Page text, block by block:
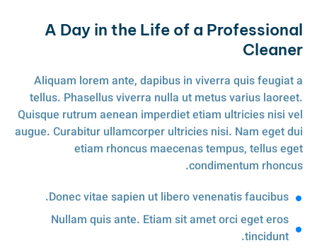
A Day in the Life of a Professional
Cleaner
Aliquam lorem ante, dapibus in viverra quis feugiat a
tellus. Phasellus viverra nulla ut metus varius laoreet.
Quisque rutrum aenean imperdiet etiam ultricies nisi vel
augue. Curabitur ullamcorper ultricies nisi. Nam eget dui
etiam rhoncus maecenas tempus, tellus eget
condimentum rhoncus.
Donec vitae sapien ut libero venenatis faucibus.
Nullam quis ante. Etiam sit amet orci eget eros
tincidunt.